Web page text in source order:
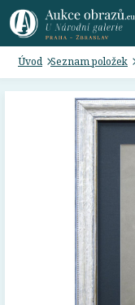
Úvod Seznam položek